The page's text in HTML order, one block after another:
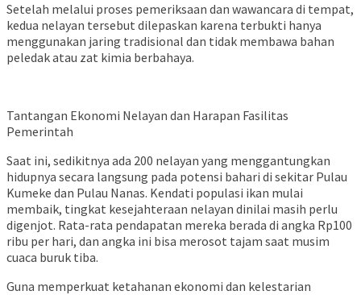
Setelah melalui proses pemeriksaan dan wawancara di tempat,
kedua nelayan tersebut dilepaskan karena terbukti hanya
menggunakan jaring tradisional dan tidak membawa bahan
peledak atau zat kimia berbahaya.
Tantangan Ekonomi Nelayan dan Harapan Fasilitas
Pemerintah
Saat ini, sedikitnya ada 200 nelayan yang menggantungkan
hidupnya secara langsung pada potensi bahari di sekitar Pulau
Kumeke dan Pulau Nanas. Kendati populasi ikan mulai
membaik, tingkat kesejahteraan nelayan dinilai masih perlu
digenjot. Rata-rata pendapatan mereka berada di angka Rp100
ribu per hari, dan angka ini bisa merosot tajam saat musim
cuaca buruk tiba.
Guna memperkuat ketahanan ekonomi dan kelestarian